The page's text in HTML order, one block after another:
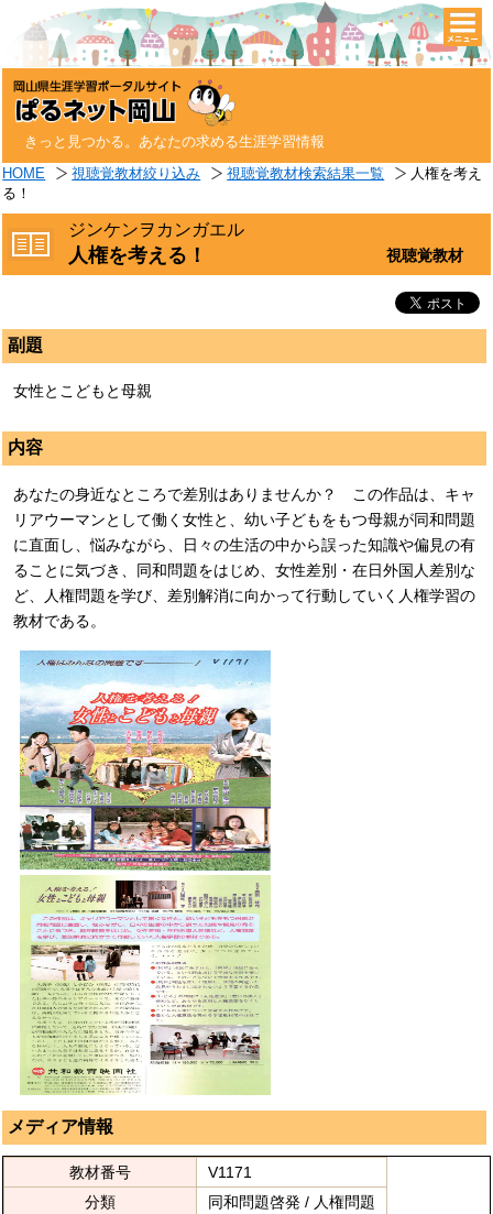
きっと見つかる。あなたの求める生涯学習情報
HOME 視聴覚教材絞り込み 視聴覚教材検索結果一覧
人権を考え
る！
ジンケンヲカンガエル
人権を考える！ 視聴覚教材
副題
女性とこどもと母親
内容
あなたの身近なところで差別はありませんか？ この作品は、キャ
リアウーマンとして働く女性と、幼い子どもをもつ母親が同和問題
に直面し、悩みながら、日々の生活の中から誤った知識や偏見の有
ることに気づき、同和問題をはじめ、女性差別・在日外国人差別な
ど、人権問題を学び、差別解消に向かって行動していく人権学習の
教材である。
メディア情報
教材番号
V1171
分類
同和問題啓発 / 人権問題